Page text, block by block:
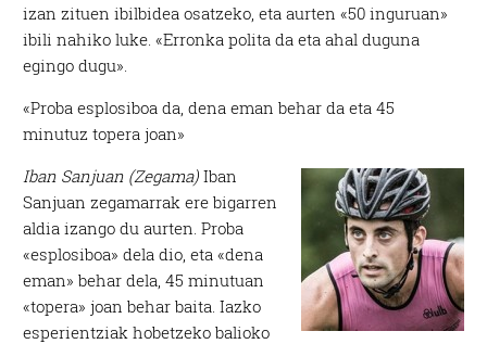
izan zituen ibilbidea osatzeko, eta aurten «50 inguruan»
ibili nahiko luke. «Erronka polita da eta ahal duguna
egingo dugu».
«Proba esplosiboa da, dena eman behar da eta 45
minutuz topera joan»
Iban Sanjuan (Zegama) Iban
Sanjuan zegamarrak ere bigarren
aldia izango du aurten. Proba
«esplosiboa» dela dio, eta «dena
eman» behar dela, 45 minutuan
«topera» joan behar baita. Iazko
esperientziak hobetzeko balioko